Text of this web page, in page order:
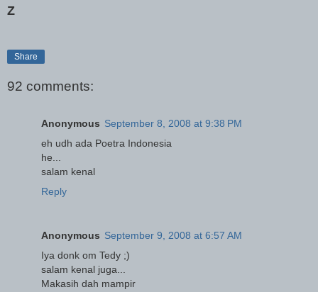
Z
Share
92 comments:
Anonymous September 8, 2008 at 9:38 PM
eh udh ada Poetra Indonesia
he...
salam kenal
Reply
Anonymous September 9, 2008 at 6:57 AM
Iya donk om Tedy ;)
salam kenal juga...
Makasih dah mampir